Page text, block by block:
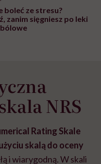
boleć ze stresu?
zanim sięgniesz po leki
NRS
Rating Skale
skalą do oceny
i wiarygodną. W skali